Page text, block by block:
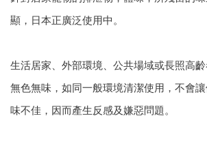
顯，日本正廣泛使用中。
生活居家、外部環境、公共場域或長照高
無色無味，如同一般環境清潔使用，不會
味不佳，因而產生反感及嫌惡問題。